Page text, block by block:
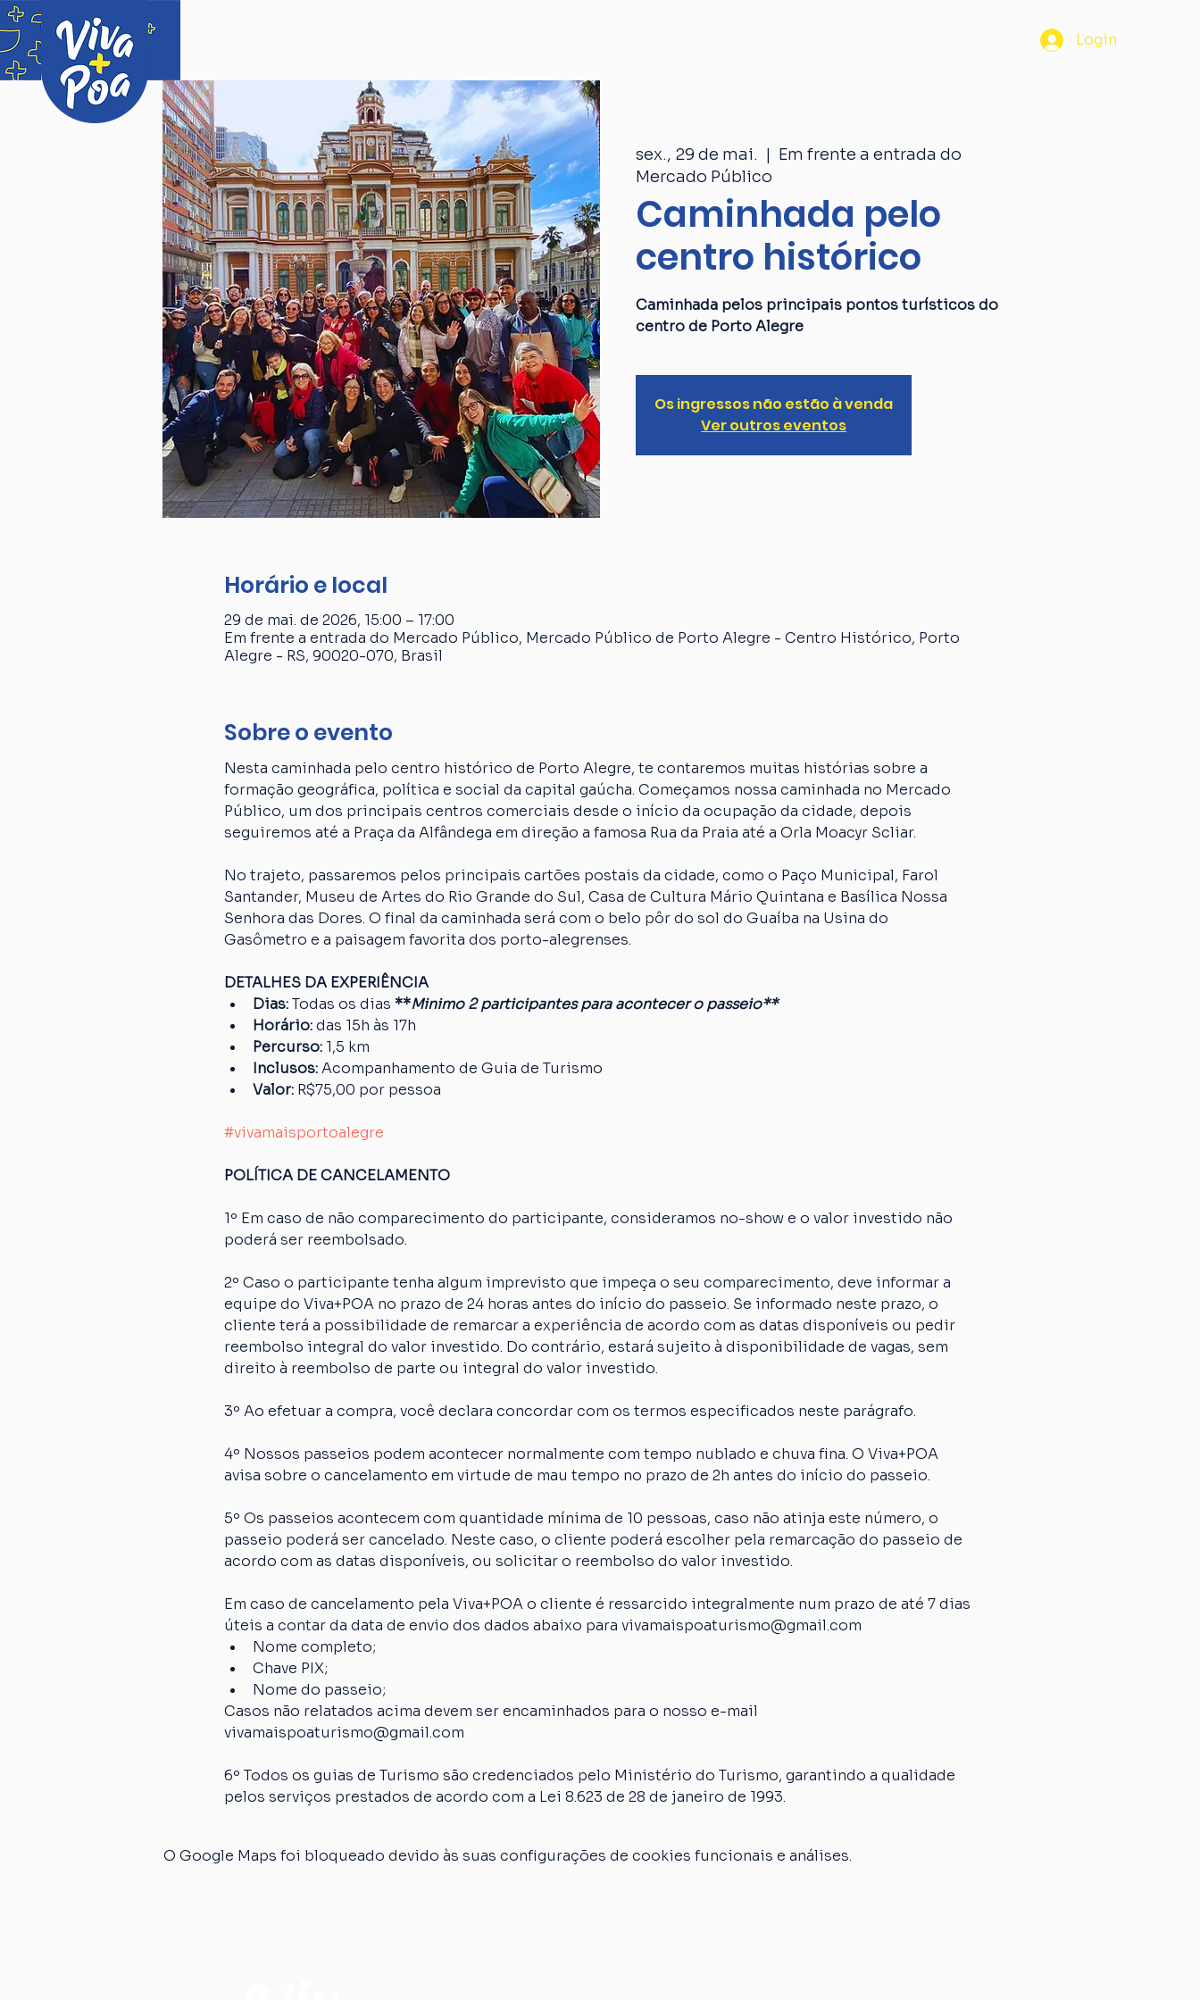
Login
sex., 29 de mai.
  |
Em frente a entrada do
Mercado Público
Caminhada pelo
centro histórico
Caminhada pelos principais pontos turísticos do
centro de Porto Alegre
Os ingressos não estão à venda
Ver outros eventos
Horário e local
29 de mai. de 2026, 15:00 – 17:00
Em frente a entrada do Mercado Público, Mercado Público de Porto Alegre - Centro Histórico, Porto
Alegre - RS, 90020-070, Brasil
Sobre o evento
Nesta caminhada pelo centro histórico de Porto Alegre, te contaremos muitas histórias sobre a
formação geográfica, política e social da capital gaúcha. Começamos nossa caminhada no Mercado
Público, um dos principais centros comerciais desde o início da ocupação da cidade, depois
seguiremos até a Praça da Alfândega em direção a famosa Rua da Praia até a Orla Moacyr Scliar.
No trajeto, passaremos pelos principais cartões postais da cidade, como o Paço Municipal, Farol
Santander, Museu de Artes do Rio Grande do Sul, Casa de Cultura Mário Quintana e Basílica Nossa
Senhora das Dores. O final da caminhada será com o belo pôr do sol do Guaíba na Usina do
Gasômetro e a paisagem favorita dos porto-alegrenses.
DETALHES DA EXPERIÊNCIA
Dias: Todas os dias **Minimo 2 participantes para acontecer o passeio**
Horário: das 15h às 17h
Percurso: 1,5 km
Inclusos: Acompanhamento de Guia de Turismo
Valor: R$75,00 por pessoa
#vivamaisportoalegre
POLÍTICA DE CANCELAMENTO
1º Em caso de não comparecimento do participante, consideramos no-show e o valor investido não
poderá ser reembolsado.
2º Caso o participante tenha algum imprevisto que impeça o seu comparecimento, deve informar a
equipe do Viva+POA no prazo de 24 horas antes do início do passeio. Se informado neste prazo, o
cliente terá a possibilidade de remarcar a experiência de acordo com as datas disponíveis ou pedir
reembolso integral do valor investido. Do contrário, estará sujeito à disponibilidade de vagas, sem
direito à reembolso de parte ou integral do valor investido.
3º Ao efetuar a compra, você declara concordar com os termos especificados neste parágrafo.
4º Nossos passeios podem acontecer normalmente com tempo nublado e chuva fina. O Viva+POA
avisa sobre o cancelamento em virtude de mau tempo no prazo de 2h antes do início do passeio.
5º Os passeios acontecem com quantidade mínima de 10 pessoas, caso não atinja este número, o
passeio poderá ser cancelado. Neste caso, o cliente poderá escolher pela remarcação do passeio de
acordo com as datas disponíveis, ou solicitar o reembolso do valor investido.
Em caso de cancelamento pela Viva+POA o cliente é ressarcido integralmente num prazo de até 7 dias
úteis a contar da data de envio dos dados abaixo para vivamaispoaturismo@gmail.com
Nome completo;
Chave PIX;
Nome do passeio;
Casos não relatados acima devem ser encaminhados para o nosso e-mail
vivamaispoaturismo@gmail.com
6º Todos os guias de Turismo são credenciados pelo Ministério do Turismo, garantindo a qualidade
pelos serviços prestados de acordo com a Lei 8.623 de 28 de janeiro de 1993.
O Google Maps foi bloqueado devido às suas configurações de cookies funcionais e análises.